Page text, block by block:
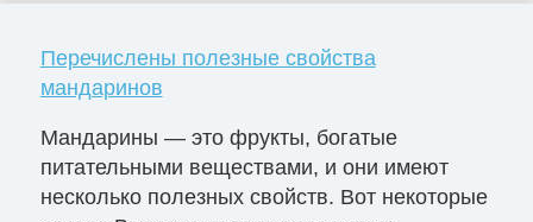
Перечислены полезные свойства
мандаринов
Мандарины — это фрукты, богатые
питательными веществами, и они имеют
несколько полезных свойств. Вот некоторые